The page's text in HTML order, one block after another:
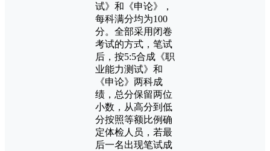
试》和《申论》，
每科满分均为100
分。全部采用闭卷
考试的方式，笔试
后，按5:5合成《职
业能力测试》和
《申论》两科成
绩，总分保留两位
小数，从高分到低
分按照等额比例确
定体检人员，若最
后一名出现笔试成